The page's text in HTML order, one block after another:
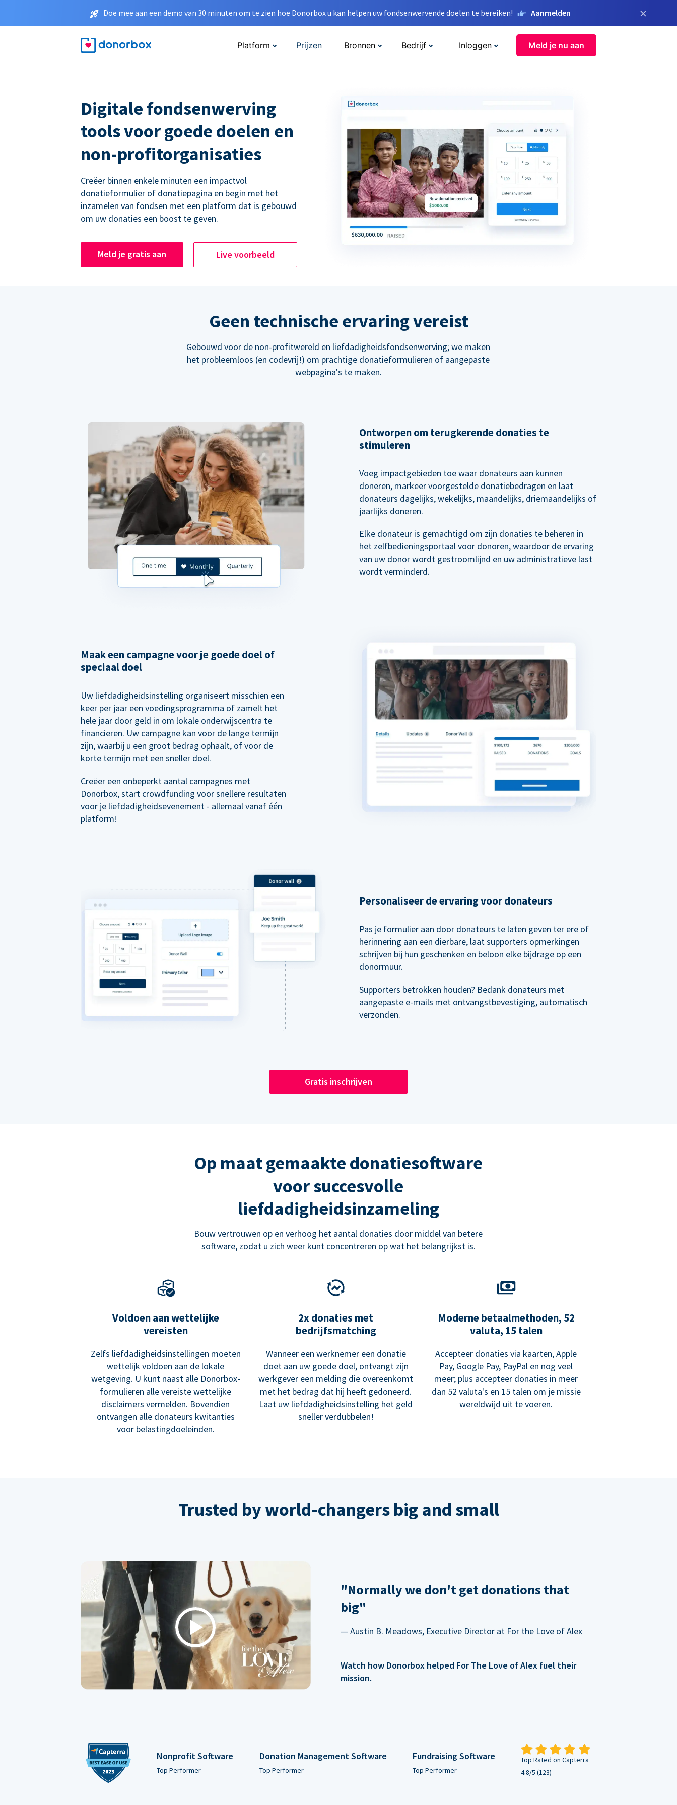
Doe mee aan een demo van 30 minuten om te zien hoe Donorbox u kan helpen uw fondsenwervende doelen te bereiken! Aanmelden ×
Platform Prijzen Bronnen Bedrijf Inloggen Meld je nu aan
Digitale fondsenwerving
tools voor goede doelen en
non-profitorganisaties
Creëer binnen enkele minuten een impactvol
donatieformulier of donatiepagina en begin met het
inzamelen van fondsen met een platform dat is gebouwd
om uw donaties een boost te geven.
Meld je gratis aan Live voorbeeld
Geen technische ervaring vereist
Gebouwd voor de non-profitwereld en liefdadigheidsfondsenwerving; we maken
het probleemloos (en codevrij!) om prachtige donatieformulieren of aangepaste
webpagina's te maken.
Ontworpen om terugkerende donaties te
stimuleren
Voeg impactgebieden toe waar donateurs aan kunnen
doneren, markeer voorgestelde donatiebedragen en laat
donateurs dagelijks, wekelijks, maandelijks, driemaandelijks of
jaarlijks doneren.
Elke donateur is gemachtigd om zijn donaties te beheren in
het zelfbedieningsportaal voor donoren, waardoor de ervaring
van uw donor wordt gestroomlijnd en uw administratieve last
wordt verminderd.
Maak een campagne voor je goede doel of
speciaal doel
Uw liefdadigheidsinstelling organiseert misschien een
keer per jaar een voedingsprogramma of zamelt het
hele jaar door geld in om lokale onderwijscentra te
financieren. Uw campagne kan voor de lange termijn
zijn, waarbij u een groot bedrag ophaalt, of voor de
korte termijn met een sneller doel.
Creëer een onbeperkt aantal campagnes met
Donorbox, start crowdfunding voor snellere resultaten
voor je liefdadigheidsevenement - allemaal vanaf één
platform!
Personaliseer de ervaring voor donateurs
Pas je formulier aan door donateurs te laten geven ter ere of
herinnering aan een dierbare, laat supporters opmerkingen
schrijven bij hun geschenken en beloon elke bijdrage op een
donormuur.
Supporters betrokken houden? Bedank donateurs met
aangepaste e-mails met ontvangstbevestiging, automatisch
verzonden.
Gratis inschrijven
Op maat gemaakte donatiesoftware
voor succesvolle
liefdadigheidsinzameling
Bouw vertrouwen op en verhoog het aantal donaties door middel van betere
software, zodat u zich weer kunt concentreren op wat het belangrijkst is.
Voldoen aan wettelijke
vereisten
Zelfs liefdadigheidsinstellingen moeten
wettelijk voldoen aan de lokale
wetgeving. U kunt naast alle Donorbox-
formulieren alle vereiste wettelijke
disclaimers vermelden. Bovendien
ontvangen alle donateurs kwitanties
voor belastingdoeleinden.
2x donaties met
bedrijfsmatching
Wanneer een werknemer een donatie
doet aan uw goede doel, ontvangt zijn
werkgever een melding die overeenkomt
met het bedrag dat hij heeft gedoneerd.
Laat uw liefdadigheidsinstelling het geld
sneller verdubbelen!
Moderne betaalmethoden, 52
valuta, 15 talen
Accepteer donaties via kaarten, Apple
Pay, Google Pay, PayPal en nog veel
meer; plus accepteer donaties in meer
dan 52 valuta's en 15 talen om je missie
wereldwijd uit te voeren.
Trusted by world-changers big and small
Play
"Normally we don't get donations that
big"
— Austin B. Meadows, Executive Director at For the Love of Alex
Watch how Donorbox helped For The Love of Alex fuel their
mission.
Nonprofit Software
Top Performer
Donation Management Software
Top Performer
Fundraising Software
Top Performer
Top Rated on Capterra
4.8/5 (123)